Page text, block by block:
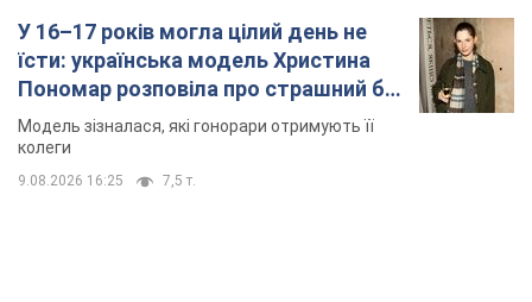
У 16–17 років могла цілий день не
їсти: українська модель Христина
Пономар розповіла про страшний бік
модельної кар’єри
Модель зізналася, які гонорари отримують її
колеги
9.08.2026 16:25 7,5 т.